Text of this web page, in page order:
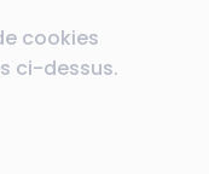
cookies
ci-dessus.